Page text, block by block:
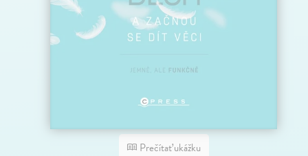
Prečítať ukážku